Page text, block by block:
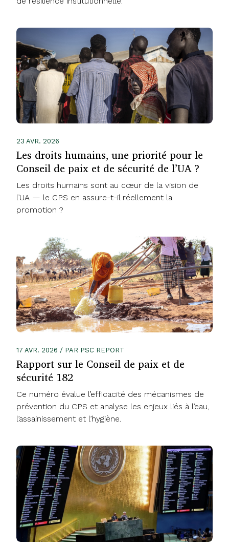
23 AVR. 2026
Les droits humains, une priorité pour le
Conseil de paix et de sécurité de l’UA ?
Les droits humains sont au cœur de la vision de
l’UA — le CPS en assure-t-il réellement la
promotion ?
17 AVR. 2026 / PAR PSC REPORT
Rapport sur le Conseil de paix et de
sécurité 182
Ce numéro évalue l’efficacité des mécanismes de
prévention du CPS et analyse les enjeux liés à l’eau,
l’assainissement et l’hygiène.